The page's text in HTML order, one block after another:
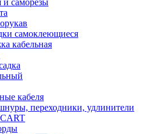
самоклеющиеся
кабельная
кабеля
переходники, удлинители